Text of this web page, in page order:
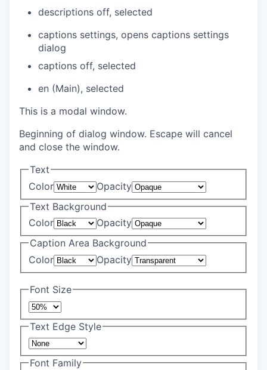
descriptions off, selected
captions settings, opens captions settings
dialog
captions off, selected
en (Main), selected
This is a modal window.
Beginning of dialog window. Escape will cancel
and close the window.
Text
Color
Opacity
Text Background
Color
Opacity
Caption Area Background
Color
Opacity
Font Size
Text Edge Style
Font Family